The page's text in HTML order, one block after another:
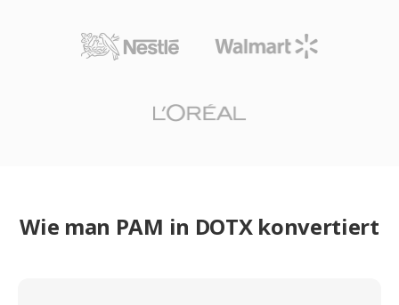
Wie man PAM in DOTX konvertiert